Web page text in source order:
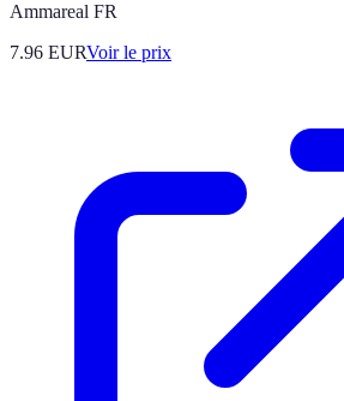
Ammareal FR
7.96 EURVoir le prix